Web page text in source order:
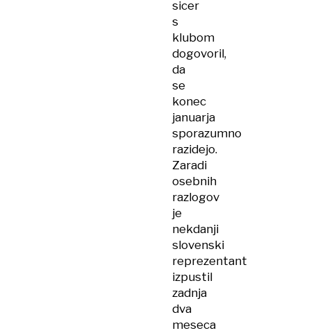
sicer
s
klubom
dogovoril,
da
se
konec
januarja
sporazumno
razidejo.
Zaradi
osebnih
razlogov
je
nekdanji
slovenski
reprezentant
izpustil
zadnja
dva
meseca